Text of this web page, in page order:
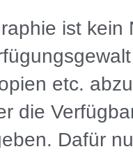
ist kein
etc.
die
Dafür